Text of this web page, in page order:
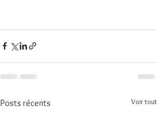
Posts récents Voir tout